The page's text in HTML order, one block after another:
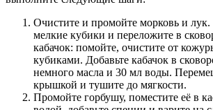
Очистите и промойте морковь и
мелкие кубики и переложите в
кабачок: помойте, очистите от
кубиками. Добавьте кабачок в
немного масла и 30 мл воды.
крышкой и тушите до мягкости.
Промойте горбушу, поместите её в